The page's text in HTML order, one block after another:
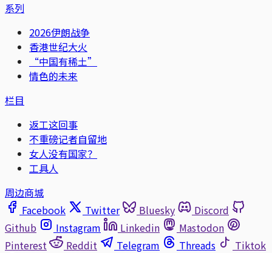
系列
2026伊朗战争
香港世纪大火
“中国有稀土”
情色的未来
栏目
返工这回事
不重磅记者自留地
女人没有国家？
工具人
周边商城
Facebook
Twitter Bluesky
Discord
Github
Instagram Linkedin
Mastodon
Pinterest
Reddit Telegram Threads
Tiktok